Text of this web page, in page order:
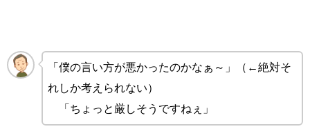
「僕の言い方が悪かったのかなぁ～」（←絶対そ
れしか考えられない）
「ちょっと厳しそうですねぇ」